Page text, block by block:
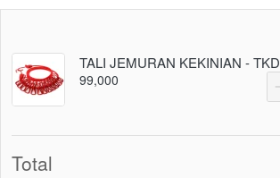
TALI JEMURAN KEKINIAN - TKD
99,000
Total